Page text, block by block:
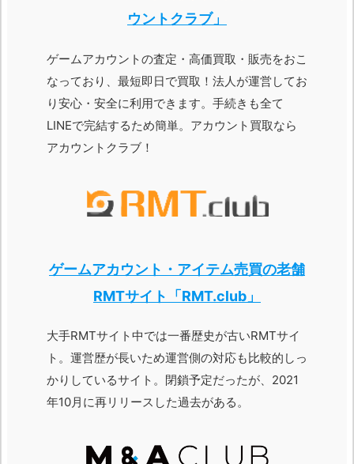
ウントクラブ」
ゲームアカウントの査定・高価買取・販売をおこ
なっており、最短即日で買取！法人が運営してお
り安心・安全に利用できます。手続きも全て
LINEで完結するため簡単。アカウント買取なら
アカウントクラブ！
ゲームアカウント・アイテム売買の老舗
RMTサイト「RMT.club」
大手RMTサイト中では一番歴史が古いRMTサイ
ト。運営歴が長いため運営側の対応も比較的しっ
かりしているサイト。閉鎖予定だったが、2021
年10月に再リリースした過去がある。